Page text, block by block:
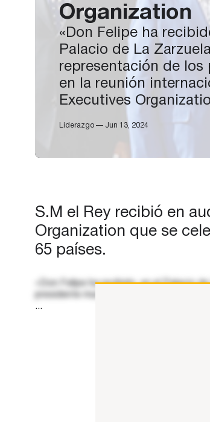
Organization
«Don Felipe ha
Palacio de La
representación de los
en la reunión
Executives
acudió a la audiencia
Brown. Chief
por 1.900 miembros
de la que Timothy…
Liderazgo — Jun 13, 2024
S.M el Rey recibió en
Organization que se
65 países.
«Don Felipe ha recibido, en el Palacio
...